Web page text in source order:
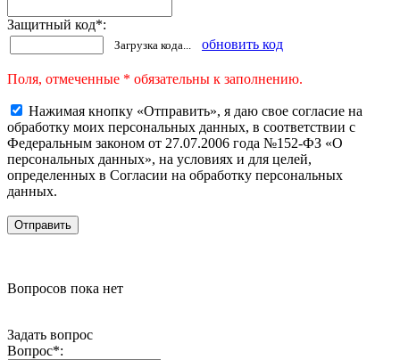
Защитный код*:
Загрузка кода... обновить код
Поля, отмеченные * обязательны к заполнению.
Нажимая кнопку «Отправить», я даю свое согласие на
обработку моих персональных данных, в соответствии с
Федеральным законом от 27.07.2006 года №152-ФЗ «О
персональных данных», на условиях и для целей,
определенных в Согласии на обработку персональных
данных.
Вопросов пока нет
Задать вопрос
Вопрос*: